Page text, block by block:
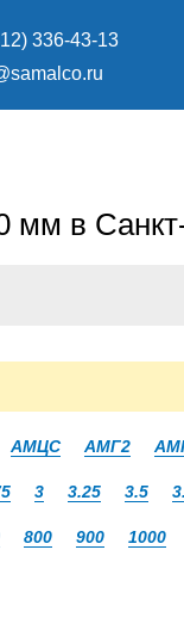
336-43-13
в
АМЦС АМГ2
3 3.25 3.5
800 900 1000